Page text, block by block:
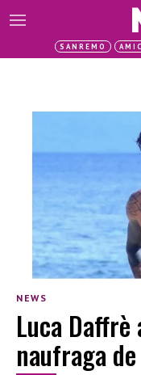
SANREMO
NEWS
Luca
naufraga